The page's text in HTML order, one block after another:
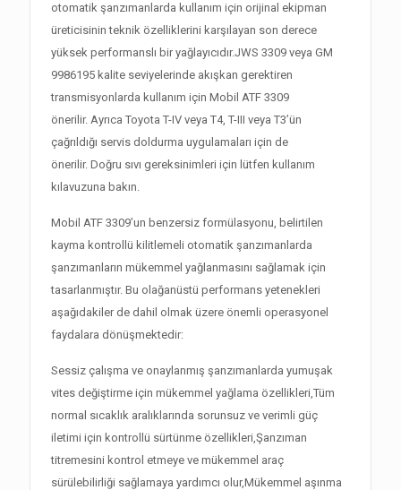
otomatik şanzımanlarda kullanım için orijinal ekipman
üreticisinin teknik özelliklerini karşılayan son derece
yüksek performanslı bir yağlayıcıdır.JWS 3309 veya GM
9986195 kalite seviyelerinde akışkan gerektiren
transmisyonlarda kullanım için Mobil ATF 3309
önerilir. Ayrıca Toyota T-IV veya T4, T-III veya T3’ün
çağrıldığı servis doldurma uygulamaları için de
önerilir. Doğru sıvı gereksinimleri için lütfen kullanım
kılavuzuna bakın.
Mobil ATF 3309’un benzersiz formülasyonu, belirtilen
kayma kontrollü kilitlemeli otomatik şanzımanlarda
şanzımanların mükemmel yağlanmasını sağlamak için
tasarlanmıştır. Bu olağanüstü performans yetenekleri
aşağıdakiler de dahil olmak üzere önemli operasyonel
faydalara dönüşmektedir:
Sessiz çalışma ve onaylanmış şanzımanlarda yumuşak
vites değiştirme için mükemmel yağlama özellikleri,Tüm
normal sıcaklık aralıklarında sorunsuz ve verimli güç
iletimi için kontrollü sürtünme özellikleri,Şanzıman
titremesini kontrol etmeye ve mükemmel araç
sürülebilirliği sağlamaya yardımcı olur,Mükemmel aşınma